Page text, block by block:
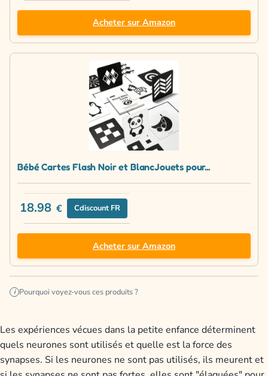
Acheter sur Amazon
Bébé Cartes Flash Noir et BlancJouets pour...
18.98 € Cdiscount FR
Acheter sur Amazon
i Pourquoi voyez-vous ces produits ?
Les expériences vécues dans la petite enfance déterminent
quels neurones sont utilisés et quelle est la force des
synapses. Si les neurones ne sont pas utilisés, ils meurent et